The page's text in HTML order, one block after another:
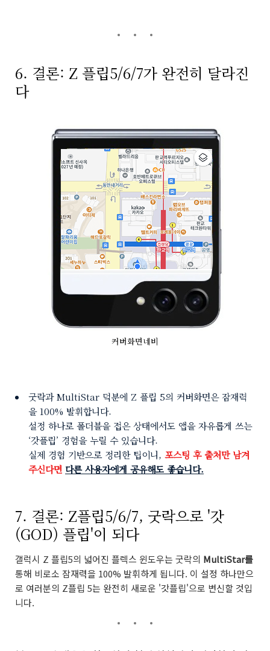
6. 결론: Z 플립5/6/7가 완전히 달라진
다
커버화면네비
굿락과 MultiStar 덕분에 Z 플립 5의 커버화면은 잠재력
을 100% 발휘합니다.
설정 하나로 폴더블을 접은 상태에서도 앱을 자유롭게 쓰는
‘갓플립’ 경험을 누릴 수 있습니다.
실제 경험 기반으로 정리한 팁이니, 포스팅 후 출처만 남겨
주신다면 다른 사용자에게 공유해도 좋습니다.
7. 결론: Z플립5/6/7, 굿락으로 '갓
(GOD) 플립'이 되다
갤럭시 Z 플립5의 넓어진 플렉스 윈도우는 굿락의 MultiStar를
통해 비로소 잠재력을 100% 발휘하게 됩니다. 이 설정 하나만으
로 여러분의 Z플립 5는 완전히 새로운 '갓플립'으로 변신할 것입
니다.